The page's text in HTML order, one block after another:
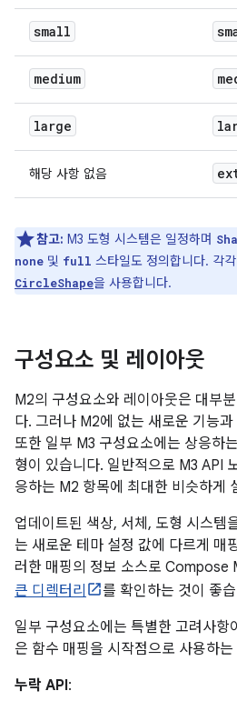
small
medium
large
해당 사항 없음
참고: M3 도형 시스템은 일정하며
none 및 full 스타일도 정의합니다. 각각
CircleShape을 사용합니다.
구성요소 및 레이아웃
M2의 구성요소와 레이아웃은 대부
다. 그러나 M2에 없는 새로운 기능
또한 일부 M3 구성요소에는 상응하
형이 있습니다. 일반적으로 M3 API
응하는 M2 항목에 최대한 비슷하게
업데이트된 색상, 서체, 도형 시스템
는 새로운 테마 설정 값에 다르게 매
러한 매핑의 정보 소스로 Compose
큰 디렉터리
를 확인하는 것이 좋
일부 구성요소에는 특별한 고려사항
은 함수 매핑을 시작점으로 사용하
누락 API: